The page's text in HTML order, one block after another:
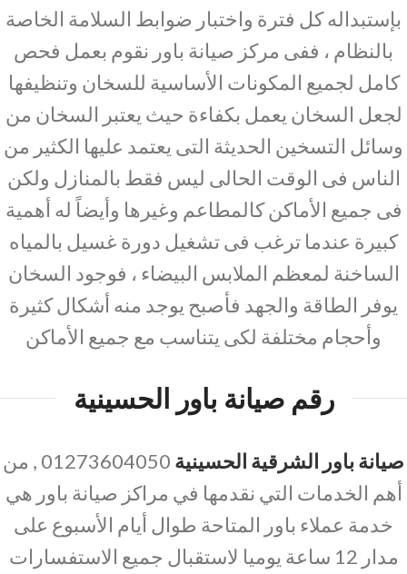
بإستبداله كل فترة واختبار ضوابط السلامة الخاصة
بالنظام ، ففى مركز صيانة باور نقوم بعمل فحص
كامل لجميع المكونات الأساسية للسخان وتنظيفها
لجعل السخان يعمل بكفاءة حيث يعتبر السخان من
وسائل التسخين الحديثة التى يعتمد عليها الكثير من
الناس فى الوقت الحالى ليس فقط بالمنازل ولكن
فى جميع الأماكن كالمطاعم وغيرها وأيضاً له أهمية
كبيرة عندما ترغب فى تشغيل دورة غسيل بالمياه
الساخنة لمعظم الملابس البيضاء ، فوجود السخان
يوفر الطاقة والجهد فأصبح يوجد منه أشكال كثيرة
وأحجام مختلفة لكى يتناسب مع جميع الأماكن
رقم صيانة باور الحسينية
صيانة باور الشرقية الحسينية
01273604050 , من
أهم الخدمات التي نقدمها في مراكز صيانة باور هي
خدمة عملاء باور المتاحة طوال أيام الأسبوع على
مدار 12 ساعة يوميا لاستقبال جميع الاستفسارات